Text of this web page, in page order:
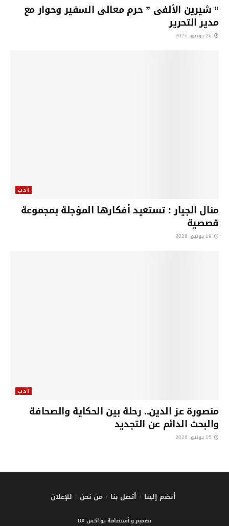
” شيرين الألفى ” حرم معالى السفير وحوار مع
مدير التحرير
أدب
منال الجيار : تستعيد أفكارها المؤجلة بمجموعة
قصصية
أدب
منصورة عز الدين.. رحلة بين الحكاية والصحافة
والبحث الدائم عن التجديد
أنضم إلينا أتصل بنا من نحن للإعلان
تصميم و أستضافة يو اكس UX